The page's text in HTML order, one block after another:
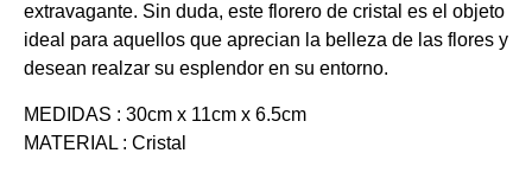
extravagante. Sin duda, este florero de cristal es el objeto
ideal para aquellos que aprecian la belleza de las flores y
desean realzar su esplendor en su entorno.
MEDIDAS : 30cm x 11cm x 6.5cm
MATERIAL : Cristal